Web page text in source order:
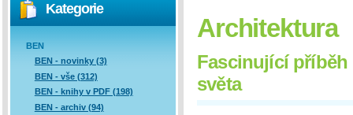
Architektura
Fascinující příběh
světa
Kategorie
BEN
BEN - novinky (3)
BEN - vše (312)
BEN - knihy v PDF (198)
BEN - archiv (94)